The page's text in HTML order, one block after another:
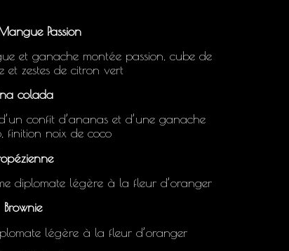
Passion
et ganache montée passion, cube de
et zestes de citron vert
colada
confit d’ananas et d’une ganache
finition noix de coco
diplomate légère à la fleur d’oranger
Brownie
légère à la fleur d’oranger